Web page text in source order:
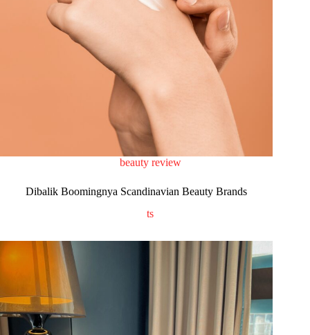
beauty review
Dibalik Boomingnya Scandinavian Beauty Brands
ts